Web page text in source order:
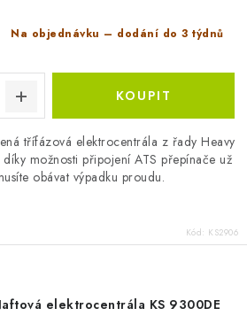
Na objednávku – dodání do 3 týdnů
třífázová elektrocentrála z řady Heavy
možnosti připojení ATS přepínače už
obávat výpadku proudu.
Kód: KS2906
elektrocentrála KS 9300DE